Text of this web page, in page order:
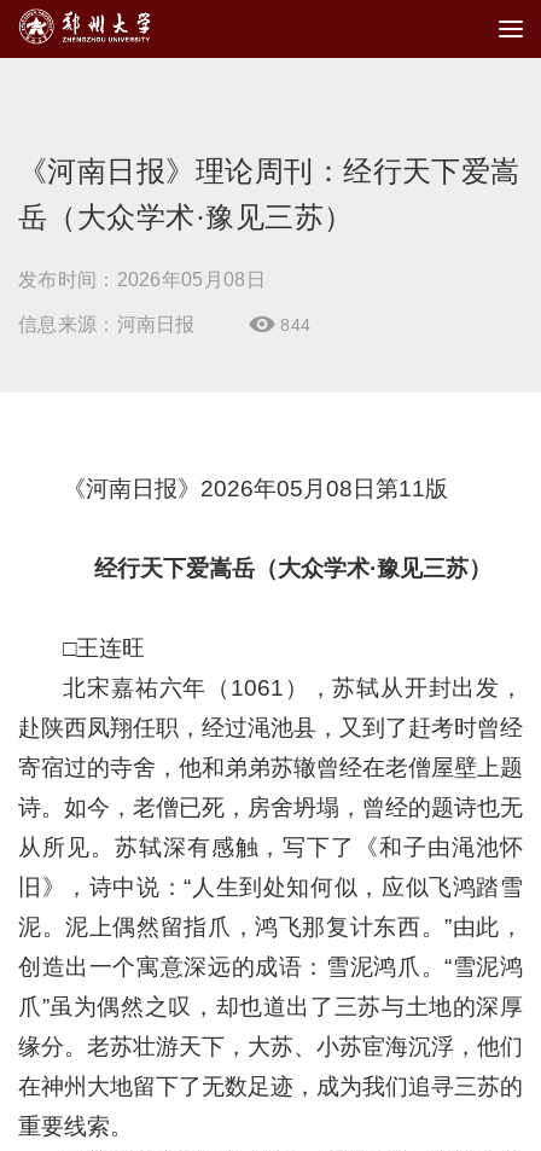
《河南日报》理论周刊：经行天下爱嵩
岳（大众学术·豫见三苏）
发布时间：2026年05月08日
信息来源：河南日报  844
《河南日报》2026年05月08日第11版
经行天下爱嵩岳（大众学术·豫见三苏）
□王连旺
北宋嘉祐六年（1061），苏轼从开封出发，
赴陕西凤翔任职，经过渑池县，又到了赶考时曾经
寄宿过的寺舍，他和弟弟苏辙曾经在老僧屋壁上题
诗。如今，老僧已死，房舍坍塌，曾经的题诗也无
从所见。苏轼深有感触，写下了《和子由渑池怀
旧》，诗中说：“人生到处知何似，应似飞鸿踏雪
泥。泥上偶然留指爪，鸿飞那复计东西。”由此，
创造出一个寓意深远的成语：雪泥鸿爪。“雪泥鸿
爪”虽为偶然之叹，却也道出了三苏与土地的深厚
缘分。老苏壮游天下，大苏、小苏宦海沉浮，他们
在神州大地留下了无数足迹，成为我们追寻三苏的
重要线索。